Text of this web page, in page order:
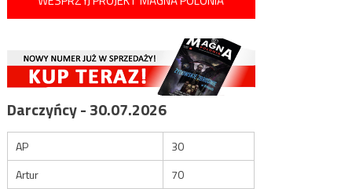
Darczyńcy - 30.07.2026
AP
30
Artur
70